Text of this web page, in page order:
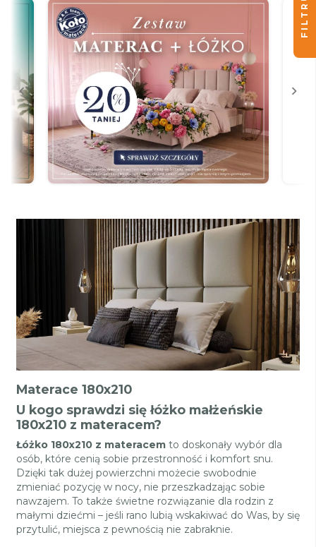
Materace 180x210
U kogo sprawdzi się łóżko małżeńskie
180x210 z materacem?
Łóżko 180x210 z materacem to doskonały wybór dla
osób, które cenią sobie przestronność i komfort snu.
Dzięki tak dużej powierzchni możecie swobodnie
zmieniać pozycję w nocy, nie przeszkadzając sobie
nawzajem. To także świetne rozwiązanie dla rodzin z
małymi dziećmi – jeśli rano lubią wskakiwać do Was, by się
przytulić, miejsca z pewnością nie zabraknie.
FILTRUJ